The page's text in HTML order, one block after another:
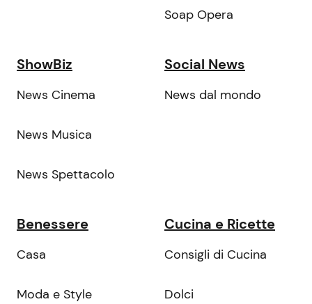
Soap Opera
ShowBiz
News Cinema
News Musica
News Spettacolo
Social News
News dal mondo
Benessere
Casa
Moda e Style
Cucina e Ricette
Consigli di Cucina
Dolci